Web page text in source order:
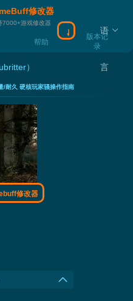
修改器
7000+游戏修改器
帮助
版本记
录
下载Gamebuff
语
言
）
/耐久 硬核玩家骚操作指南
修改器